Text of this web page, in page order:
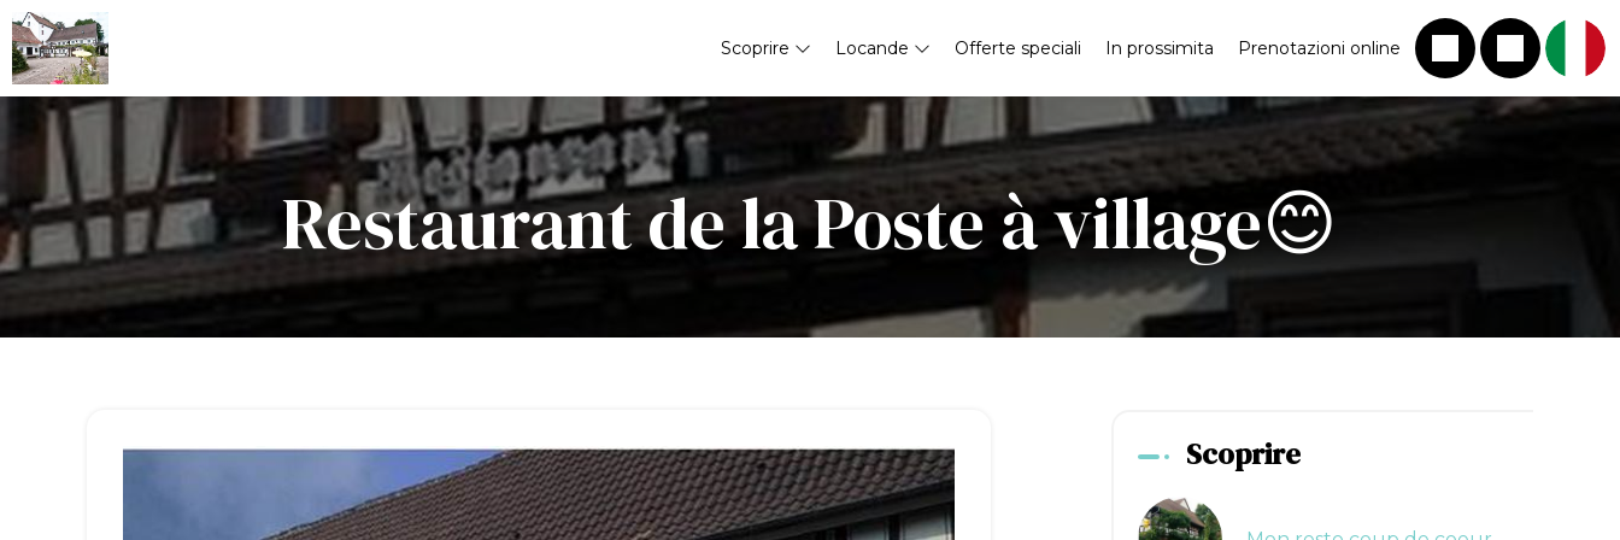
Scoprire Locande Offerte speciali In prossimita Prenotazioni online
Restaurant de la Poste à village😊
Scoprire